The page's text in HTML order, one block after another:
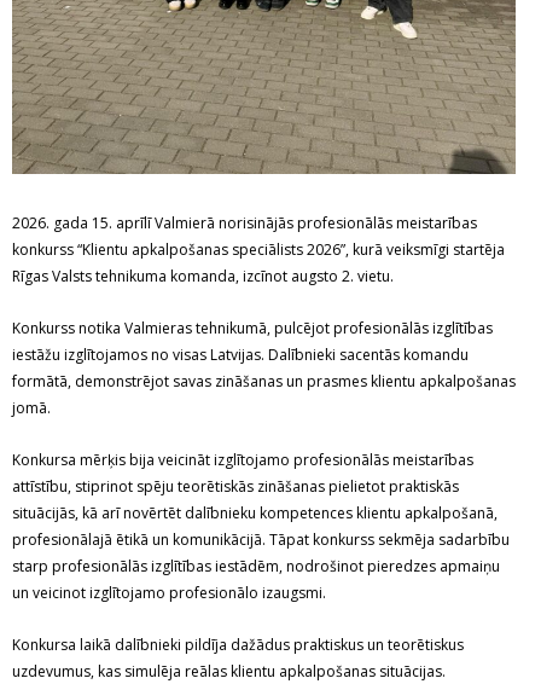
2026. gada 15. aprīlī Valmierā norisinājās profesionālās meistarības
konkurss “Klientu apkalpošanas speciālists 2026”, kurā veiksmīgi startēja
Rīgas Valsts tehnikuma komanda, izcīnot augsto 2. vietu.
Konkurss notika Valmieras tehnikumā, pulcējot profesionālās izglītības
iestāžu izglītojamos no visas Latvijas. Dalībnieki sacentās komandu
formātā, demonstrējot savas zināšanas un prasmes klientu apkalpošanas
jomā.
Konkursa mērķis bija veicināt izglītojamo profesionālās meistarības
attīstību, stiprinot spēju teorētiskās zināšanas pielietot praktiskās
situācijās, kā arī novērtēt dalībnieku kompetences klientu apkalpošanā,
profesionālajā ētikā un komunikācijā. Tāpat konkurss sekmēja sadarbību
starp profesionālās izglītības iestādēm, nodrošinot pieredzes apmaiņu
un veicinot izglītojamo profesionālo izaugsmi.
Konkursa laikā dalībnieki pildīja dažādus praktiskus un teorētiskus
uzdevumus, kas simulēja reālas klientu apkalpošanas situācijas.